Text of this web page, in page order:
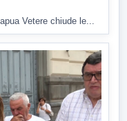
Vetere chiude le...